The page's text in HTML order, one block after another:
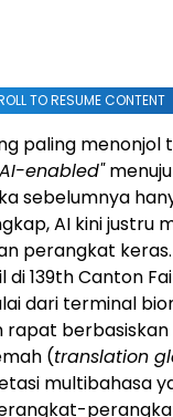
TO RESUME CONTENT
paling menonjol
enabled"
sebelumnya
AI kini justru
perangkat
139th Canton
dari terminal
berbasiskan
(translation
multibahasa